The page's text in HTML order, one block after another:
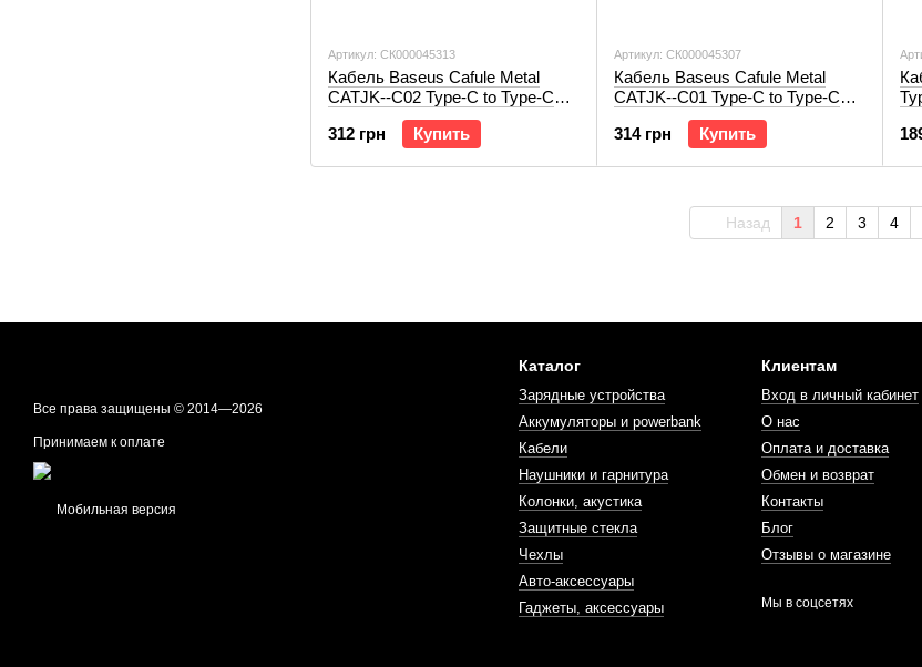
Артикул: СК000045313
Кабель Baseus Cafule Metal
CATJK--C02 Type-C to Type-C
100W 1m white
312 грн
Купить
Артикул: СК000045307
Кабель Baseus Cafule Metal
CATJK--C01 Type-C to Type-C
100W 1m black
314 грн
Купить
Назад 1 2 3 4
Все права защищены © 2014—2026
Принимаем к оплате
Мобильная версия
Каталог
Зарядные устройства
Аккумуляторы и powerbank
Кабели
Наушники и гарнитура
Колонки, акустика
Защитные стекла
Чехлы
Авто-аксессуары
Гаджеты, аксессуары
Клиентам
Вход в личный кабинет
О нас
Оплата и доставка
Обмен и возврат
Контакты
Блог
Отзывы о магазине
Мы в соцсетях